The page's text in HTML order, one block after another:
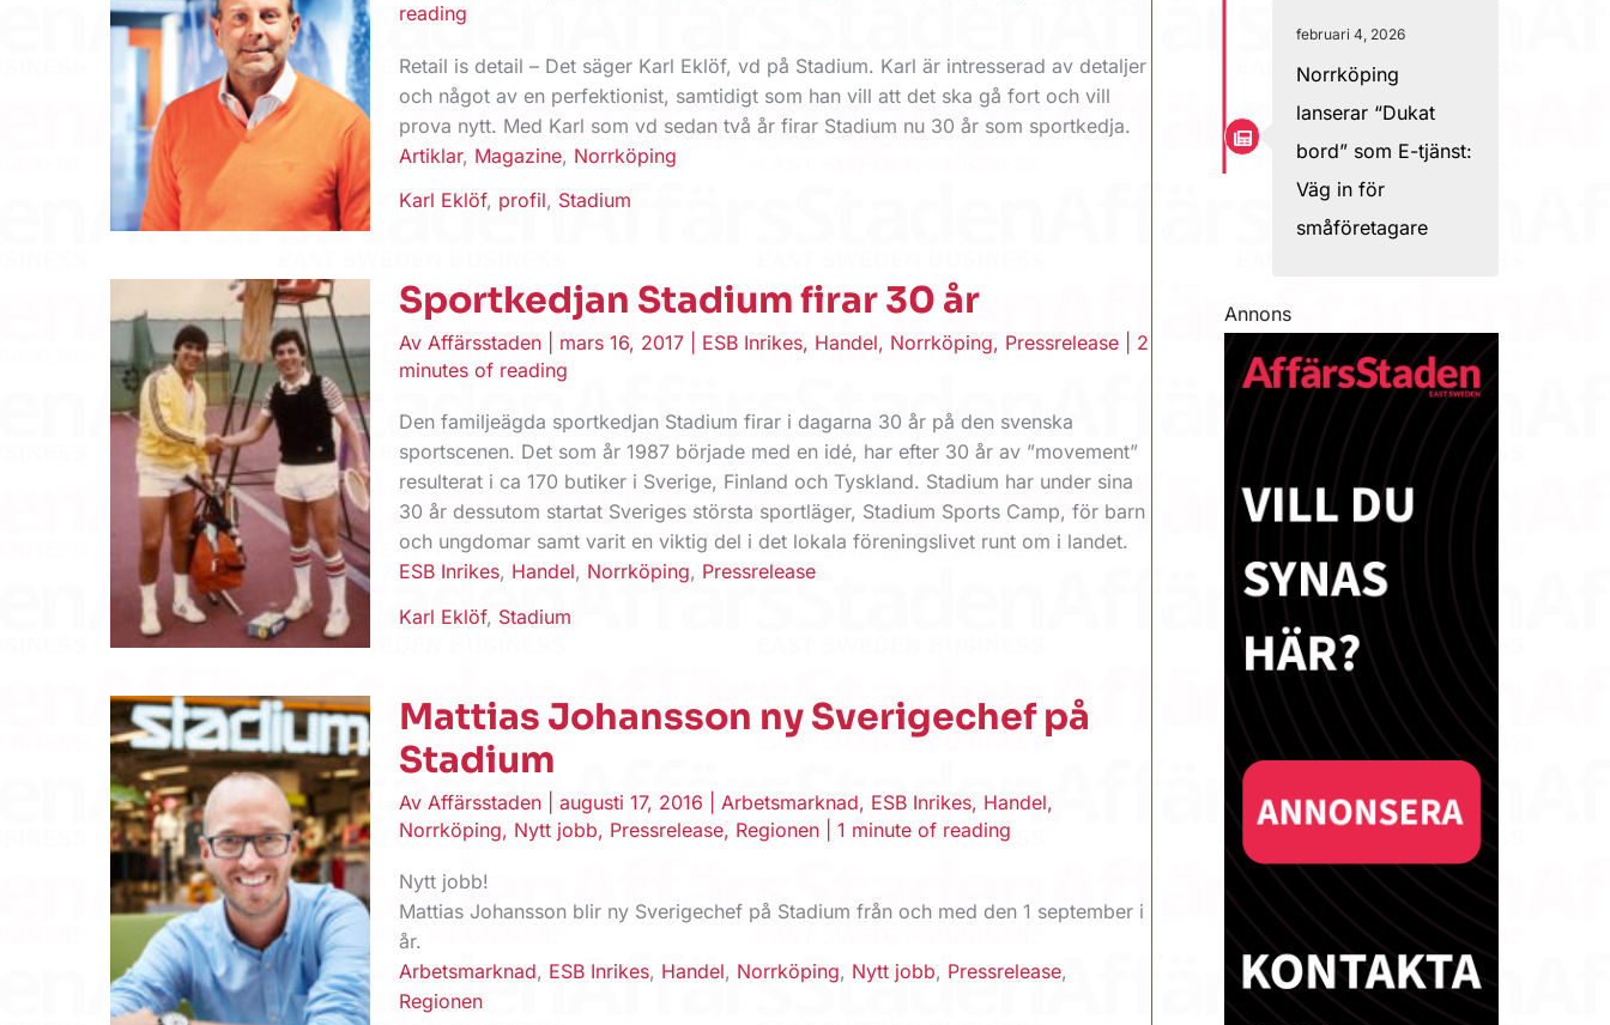
reading
Retail is detail – Det säger Karl Eklöf, vd på Stadium. Karl är intresserad av detaljer
och något av en perfektionist, samtidigt som han vill att det ska gå fort och vill
prova nytt. Med Karl som vd sedan två år firar Stadium nu 30 år som sportkedja.
Artiklar, Magazine, Norrköping
Karl Eklöf, profil, Stadium
Sportkedjan Stadium firar 30 år
AvAffärsstaden mars 16, 2017 ESB Inrikes, Handel, Norrköping, Pressrelease
2
minutes of reading
Den familjeägda sportkedjan Stadium firar i dagarna 30 år på den svenska
sportscenen. Det som år 1987 började med en idé, har efter 30 år av ”movement”
resulterat i ca 170 butiker i Sverige, Finland och Tyskland. Stadium har under sina
30 år dessutom startat Sveriges största sportläger, Stadium Sports Camp, för barn
och ungdomar samt varit en viktig del i det lokala föreningslivet runt om i landet.
ESB Inrikes, Handel, Norrköping, Pressrelease
Karl Eklöf, Stadium
Mattias Johansson ny Sverigechef på
Stadium
Av Affärsstaden |augusti 17, 2016 Arbetsmarknad, ESB Inrikes, Handel,
Norrköping, Nytt jobb, Pressrelease, Regionen |1 minute of reading
Nytt jobb!
Mattias Johansson blir ny Sverigechef på Stadium från och med den 1 september i
år.
Arbetsmarknad, ESB Inrikes, Handel, Norrköping, Nytt jobb, Pressrelease,
Regionen
februari 4, 2026
Norrköping
lanserar “Dukat
bord” som E-tjänst:
Väg in för
småföretagare
Annons